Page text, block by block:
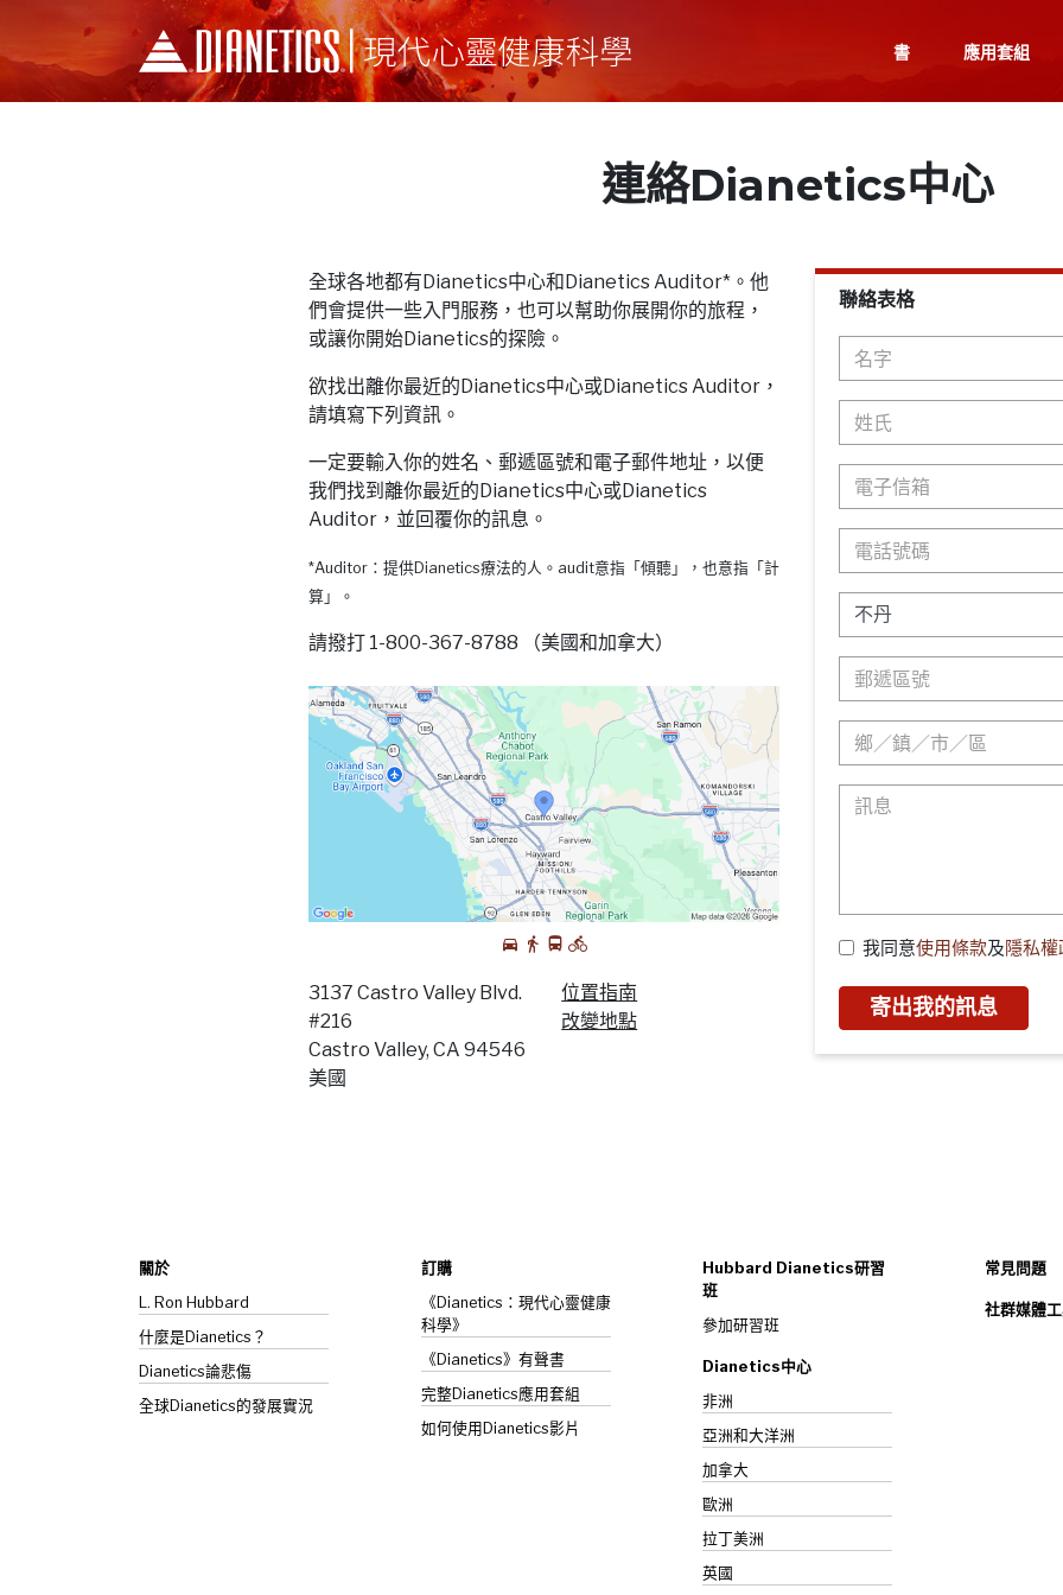
書 應用套組
連絡Dianetics中心
全球各地都有Dianetics中心和Dianetics Auditor*。他
們會提供一些入門服務，也可以幫助你展開你的旅程，
或讓你開始Dianetics的探險。
欲找出離你最近的Dianetics中心或Dianetics Auditor，
請填寫下列資訊。
一定要輸入你的姓名、郵遞區號和電子郵件地址，以便
我們找到離你最近的Dianetics中心或Dianetics
Auditor，並回覆你的訊息。
*Auditor：提供Dianetics療法的人。audit意指「傾聽」，也意指「計
算」。
請撥打 1-800-367-8788 （美國和加拿大）
3137 Castro Valley Blvd.
#216
Castro Valley, CA 94546
美國
位置指南
改變地點
聯絡表格
我同意使用條款及隱私權
寄出我的訊息
關於
L. Ron Hubbard
什麼是Dianetics？
Dianetics論悲傷
全球Dianetics的發展實況
訂購
《Dianetics：現代心靈健康
科學》
《Dianetics》有聲書
完整Dianetics應用套組
如何使用Dianetics影片
Hubbard Dianetics研習
班
參加研習班
Dianetics中心
非洲
亞洲和大洋洲
加拿大
歐洲
拉丁美洲
英國
常見問題
社群媒體